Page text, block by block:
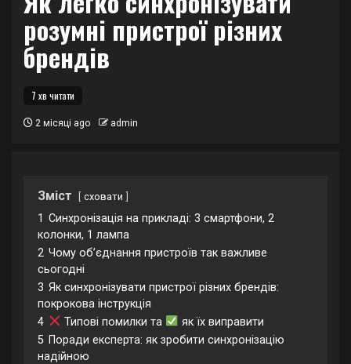
розумні пристрої різних
брендів
7 хв читати
2 місяці ago admin
Зміст сховати
1 Синхронізація на прикладі: 3 смартфони, 2
колонки, 1 лампа
2 Чому об’єднання пристроїв так важливе
сьогодні
3 Як синхронізувати пристрої різних брендів:
покрокова інструкція
4
Типові помилки та
як їх виправити
5 Поради експерта: як зробити синхронізацію
надійною